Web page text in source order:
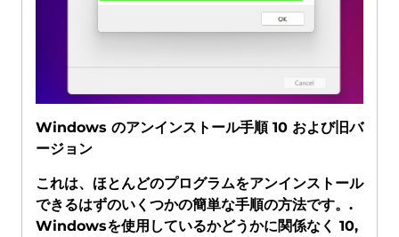
Windows のアンインストール手順 10 および旧バ
ージョン
これは、ほとんどのプログラムをアンインストール
できるはずのいくつかの簡単な手順の方法です。.
Windowsを使用しているかどうかに関係なく 10,